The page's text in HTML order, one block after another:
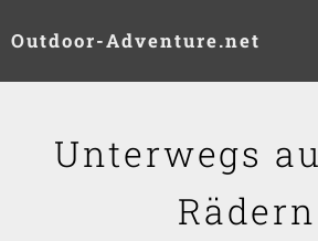
Outdoor-Adventure.net
Unterwegs
Rädern